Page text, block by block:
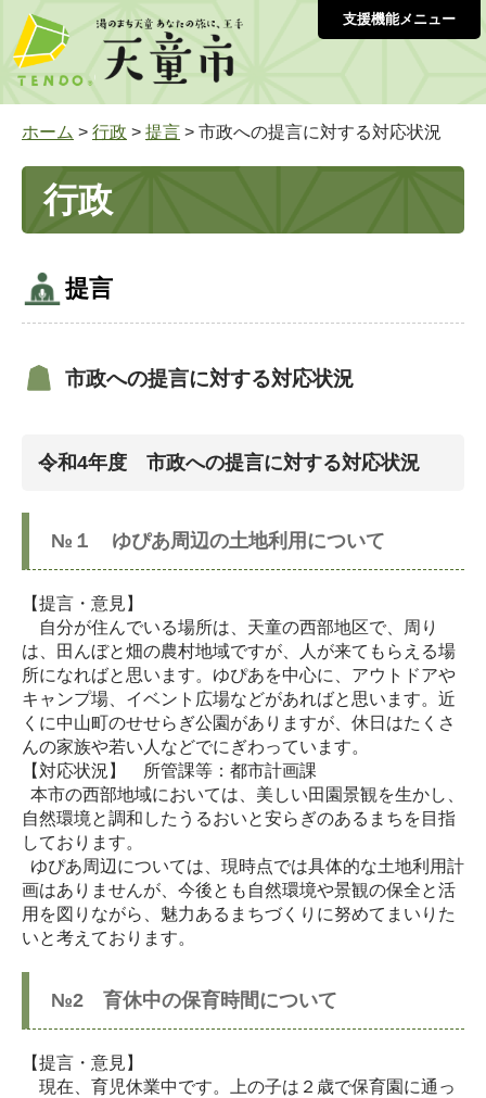
支援機能メニュー
ホーム > 行政 > 提言 > 市政への提言に対する対応状況
行政
提言
市政への提言に対する対応状況
令和4年度 市政への提言に対する対応状況
№１ ゆぴあ周辺の土地利用について
【提言・意見】
自分が住んでいる場所は、天童の西部地区で、周り
は、田んぼと畑の農村地域ですが、人が来てもらえる場
所になればと思います。ゆぴあを中心に、アウトドアや
キャンプ場、イベント広場などがあればと思います。近
くに中山町のせせらぎ公園がありますが、休日はたくさ
んの家族や若い人などでにぎわっています。
【対応状況】 所管課等：都市計画課
本市の西部地域においては、美しい田園景観を生かし、
自然環境と調和したうるおいと安らぎのあるまちを目指
しております。
ゆぴあ周辺については、現時点では具体的な土地利用計
画はありませんが、今後とも自然環境や景観の保全と活
用を図りながら、魅力あるまちづくりに努めてまいりた
いと考えております。
№2 育休中の保育時間について
【提言・意見】
現在、育児休業中です。上の子は２歳で保育園に通っ